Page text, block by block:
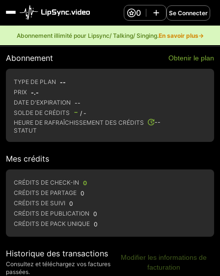
Abonnement illimité pour Lipsync/ Talking/ Singing.En savoir plus→
0 Se Connecter
Abonnement Obtenir le plan
TYPE DE PLAN --
PRIX -.-
DATE D'EXPIRATION --
SOLDE DE CRÉDITS
- / -
HEURE DE RAFRAÎCHISSEMENT DES CRÉDITS
--
STATUT
Mes crédits
CRÉDITS DE CHECK-IN 0
CRÉDITS DE PARTAGE 0
CRÉDITS DE SUIVI 0
CRÉDITS DE PUBLICATION 0
CRÉDITS DE PACK UNIQUE 0
Historique des transactions
Consultez et téléchargez vos factures
passées.
Modifier les informations de
facturation